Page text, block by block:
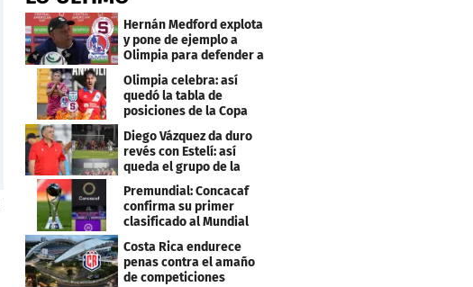
Hernán Medford explota
y pone de ejemplo a
Olimpia para defender a
Saprissa
Olimpia celebra: así
quedó la tabla de
posiciones de la Copa
Centroamericana
Diego Vázquez da duro
revés con Estelí: así
queda el grupo de la
Premundial: Concacaf
confirma su primer
clasificado al Mundial
Costa Rica endurece
penas contra el amaño
de competiciones